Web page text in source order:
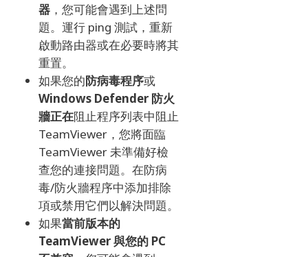
器 ，您可能會遇到上述問
題。 運行 ping 測試，重新
啟動路由器或在必要時將其
重置。
如果您的防病毒程序或
Windows Defender 防火
牆正在阻止程序列表中阻止
TeamViewer，您將面臨
TeamViewer 未準備好檢
查您的連接問題。 在防病
毒/防火牆程序中添加排除
項或禁用它們以解決問題。
如果當前版本的
TeamViewer 與您的 PC